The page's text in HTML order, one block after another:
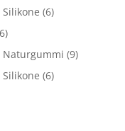
Silikone (6)
Naturgummi (9)
Silikone (6)